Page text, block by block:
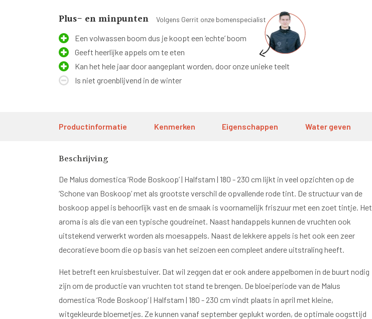
Plus- en minpunten Volgens Gerrit onze bomenspecialist
Een volwassen boom dus je koopt een ‘echte’ boom
Geeft heerlijke appels om te eten
Kan het hele jaar door aangeplant worden, door onze unieke teelt
Is niet groenblijvend in de winter
Productinformatie Kenmerken Eigenschappen Water geven
Beschrijving
De Malus domestica ‘Rode Boskoop’ | Halfstam | 180 - 230 cm lijkt in veel opzichten op de
‘Schone van Boskoop’ met als grootste verschil de opvallende rode tint. De structuur van de
boskoop appel is behoorlijk vast en de smaak is voornamelijk friszuur met een zoet tintje. Het
aroma is als die van een typische goudreinet. Naast handappels kunnen de vruchten ook
uitstekend verwerkt worden als moesappels. Naast de lekkere appels is het ook een zeer
decoratieve boom die op basis van het seizoen een compleet andere uitstraling heeft.
Het betreft een kruisbestuiver. Dat wil zeggen dat er ook andere appelbomen in de buurt nodig
zijn om de productie van vruchten tot stand te brengen. De bloeiperiode van de Malus
domestica ‘Rode Boskoop’ | Halfstam | 180 - 230 cm vindt plaats in april met kleine,
witgekleurde bloemetjes. Ze kunnen vanaf september geplukt worden, de optimale oogsttijd